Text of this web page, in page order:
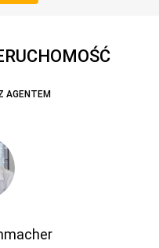
AGENTEM